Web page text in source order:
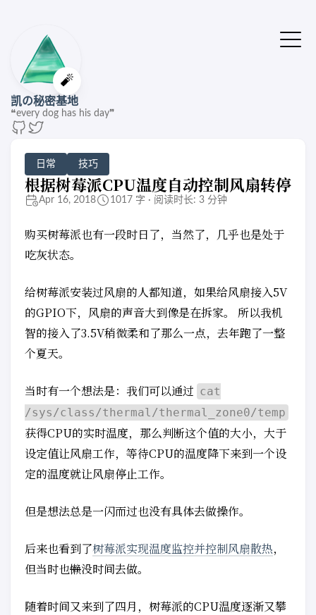
🧨
凯の秘密基地
❝every dog has his day❞
日常 技巧
根据树莓派CPU温度自动控制风扇转停
Apr 16, 2018 1017 字 · 阅读时长: 3 分钟
购买树莓派也有一段时日了，当然了，几乎也是处于
吃灰状态。
给树莓派安装过风扇的人都知道，如果给风扇接入5V
的GPIO下，风扇的声音大到像是在拆家。 所以我机
智的接入了3.5V稍微柔和了那么一点，去年跑了一整
个夏天。
当时有一个想法是：我们可以通过 cat
/sys/class/thermal/thermal_zone0/temp
获得CPU的实时温度，那么判断这个值的大小，大于
设定值让风扇工作，等待CPU的温度降下来到一个设
定的温度就让风扇停止工作。
但是想法总是一闪而过也没有具体去做操作。
后来也看到了树莓派实现温度监控并控制风扇散热，
但当时也懒没时间去做。
随着时间又来到了四月，树莓派的CPU温度逐渐又攀